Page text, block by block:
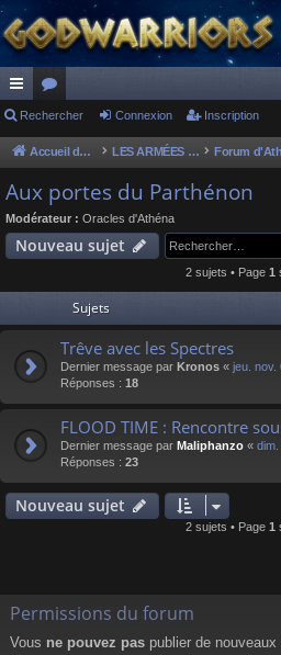
ac
co
ur
ci
or
u
s
Rechercher Connexion Inscription
Accueil du forum LES ARMÉES DIVINES - FORUMS DE CLAN
Aux portes du Parthénon
Modérateur : Oracles d'Athéna
Nouveau sujet
2 sujets • Page 1
Sujets
Trêve avec les Spectres
Dernier message par Kronos « jeu. nov.
Réponses : 18
FLOOD TIME : Rencontre
Dernier message par Maliphanzo «
Réponses : 23
Nouveau sujet
2 sujets • Page 1
Permissions du forum
Vous ne pouvez pas publier de